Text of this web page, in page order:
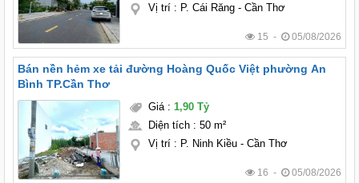
Vị trí: P. Cái Răng - Cần Thơ
15 - 05/08/2026
Bán nền hẻm xe tải đường Hoàng Quốc Việt phường An
Bình TP.Cần Thơ
Giá: 1,90 Tỷ
Diện tích: 50 m²
Vị trí: P. Ninh Kiều - Cần Thơ
16 - 05/08/2026